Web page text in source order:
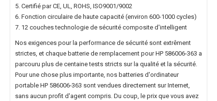
5. Certifié par CE, UL, ROHS, ISO9001/9002
6. Fonction circulaire de haute capacité (environ 600-1000 cycles)
7. 12 couches technologie de sécurité composite d'intelligent
Nos exigences pour la performance de sécurité sont extrêment
strictes, et chaque batterie de remplacement pour HP 586006-363 a
parcouru plus de centaine tests stricts sur la qualité et la sécurité.
Pour une chose plus importante, nos batteries d'ordinateur
portable HP 586006-363 sont vendues directement sur Internet,
sans aucun profit d'agent compris. Du coup, le prix que vous avez